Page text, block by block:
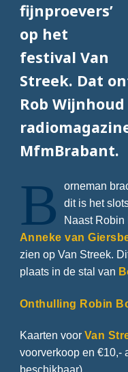
fijnproevers’
op het
festival Van
Streek. Dat
Rob
MfmBrabant.
B
orneman
dit is het
Naast Robin
Anneke van
zien op Van Streek.
plaats in de stal van
Onthulling Robin
Kaarten voor Van
voorverkoop en €10,-
beschikbaar).